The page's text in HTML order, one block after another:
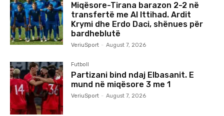
Miqësore-Tirana barazon 2-2 në
transfertë me Al Ittihad. Ardit
Krymi dhe Erdo Daci, shënues për
bardheblutë
VeriuSport - August 7, 2026
Futboll
Partizani bind ndaj Elbasanit. E
mund në miqësore 3 me 1
VeriuSport - August 7, 2026